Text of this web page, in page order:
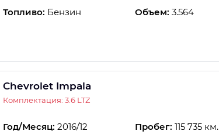
Топливо: Бензин Объем: 3.564
Chevrolet Impala
Комплектация: 3.6 LTZ
Год/Месяц: 2016/12 Пробег: 115 735 км.